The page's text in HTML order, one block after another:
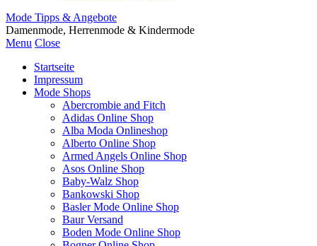
Mode Tipps & Angebote
Damenmode, Herrenmode & Kindermode
Menu Close
Startseite
Impressum
Mode Shops
Abercrombie and Fitch
Adidas Online Shop
Alba Moda Onlineshop
Alberto Online Shop
Armed Angels Online Shop
Asos Online Shop
Baby-Walz Shop
Bankowski Shop
Basler Mode Online Shop
Baur Versand
Boden Mode Online Shop